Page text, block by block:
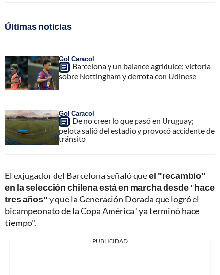
Últimas noticias
Gol Caracol
Barcelona y un balance agridulce; victoria
sobre Nottingham y derrota con Udinese
Gol Caracol
De no creer lo que pasó en Uruguay;
pelota salió del estadio y provocó accidente de
tránsito
El exjugador del Barcelona señaló queel "recambio"
en la selección chilena está en marcha desde "hace
tres años"y que la Generación Dorada que logró el
bicampeonato de la Copa América "ya terminó hace
tiempo".
PUBLICIDAD